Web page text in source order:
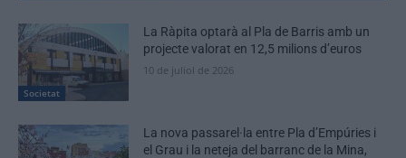
Societat
La Ràpita optarà al Pla de Barris amb un
projecte valorat en 12,5 milions d’euros
10 de juliol de 2026
La nova passarel·la entre Pla d’Empúries i
el Grau i la neteja del barranc de la Mina,